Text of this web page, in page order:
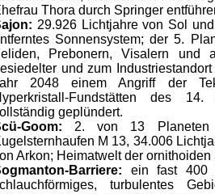
Thora durch Springer
29.926 Lichtjahre von Sol
Sonnensystem; der 5.
Prebonern, Visalern und
und zum
2048 einem Angriff der
Fundstätten des
geplündert.
Goom: 2. von 13
M 13, 34.006
Arkon; Heimatwelt der ornithoiden
Barriere: ein fast 400
turbulentes